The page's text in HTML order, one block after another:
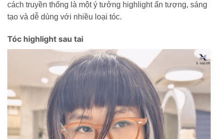
cách truyền thống là một ý tưởng highlight ấn tượng, sáng
tạo và dễ dùng với nhiều loại tóc.
Tóc highlight sau tai